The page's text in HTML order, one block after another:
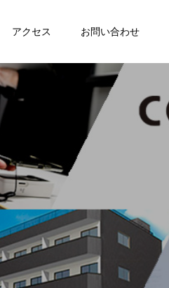
アクセス お問い合わせ